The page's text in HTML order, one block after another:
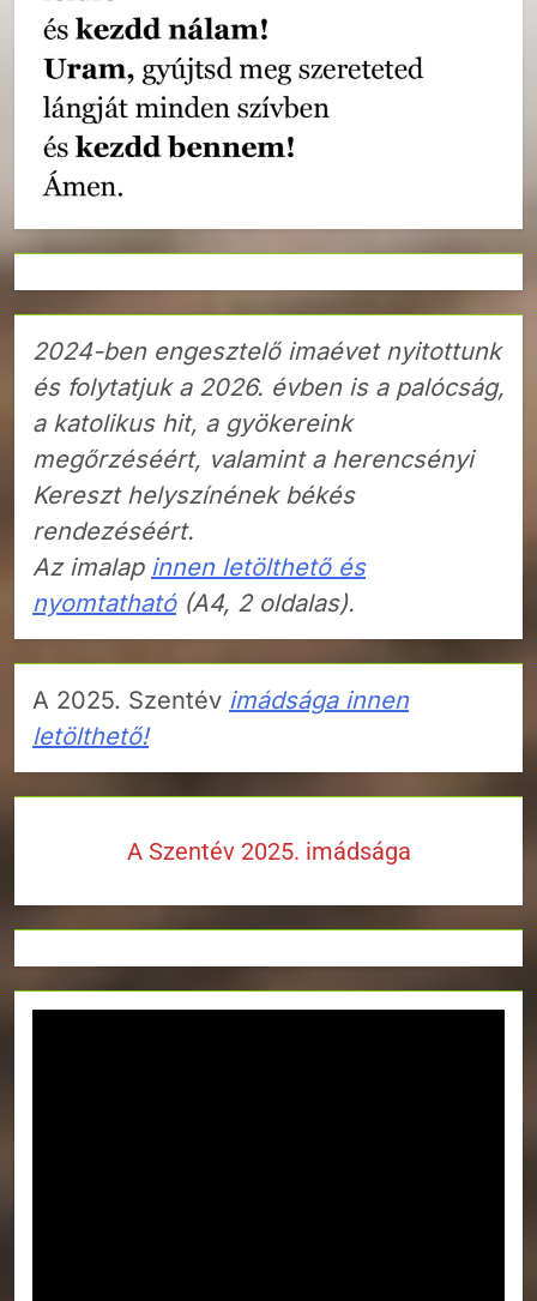
2024-ben engesztelő imaévet nyitottunk
és folytatjuk a 2026. évben is a palócság,
a katolikus hit, a gyökereink
megőrzéséért, valamint a herencsényi
Kereszt helyszínének békés
rendezéséért.
Az imalap innen letölthető és
nyomtatható(A4, 2 oldalas).
A 2025. Szentév imádsága innen
letölthető!
A Szentév 2025. imádsága